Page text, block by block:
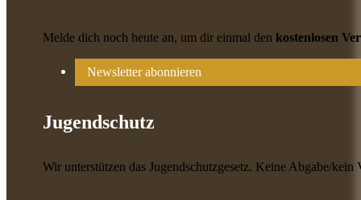
Melde dich noch heute an, um dir einmal denkostenlosen
Newsletter abonnieren
Jugendschutz
Wir unterstützen das Jugendschutzgesetz. Keine Abgabe/